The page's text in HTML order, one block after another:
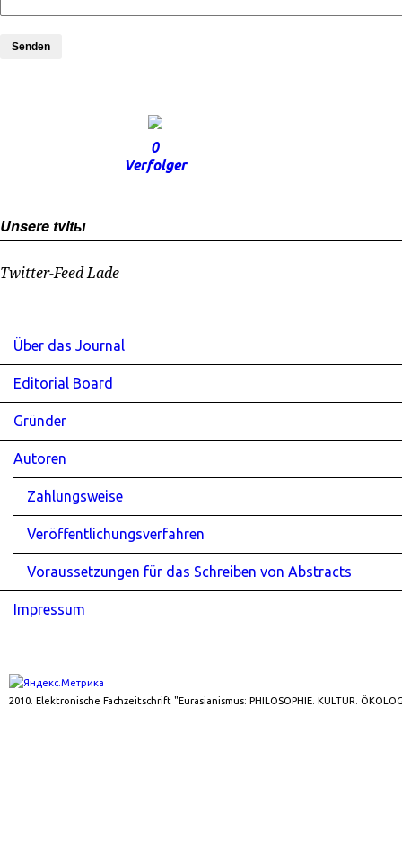
Senden
0
Verfolger
Unsere tvitы
Twitter-Feed Lade
Über das Journal
Editorial Board
Gründer
Autoren
Zahlungsweise
Veröffentlichungsverfahren
Voraussetzungen für das Schreiben von Abstracts
Impressum
2010. Elektronische Fachzeitschrift "Eurasianismus: PHILOSOPHIE. KULTUR.